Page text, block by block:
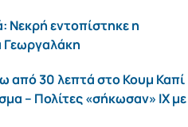
Νεκρή εντοπίστηκε η
Γεωργαλάκη
από 30 λεπτά στο Κουμ Καπί
– Πολίτες «σήκωσαν» ΙΧ με